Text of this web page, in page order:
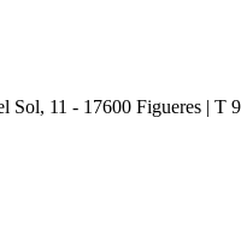
Sol, 11 - 17600 Figueres |